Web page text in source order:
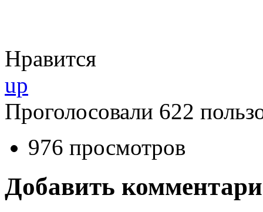
Нравится
up
Проголосовали 622
976 просмотров
Добавить